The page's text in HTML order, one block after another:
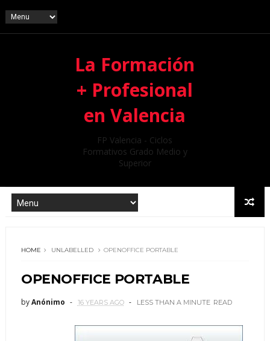
La Formación
+ Profesional
en Valencia
FP Valencia - Ciclos
Formativos Grado Medio y
Superior
HOME UNLABELLED OPENOFFICE PORTABLE
OPENOFFICE PORTABLE
byAnónimo 16 YEARS AGO LESS THAN A MINUTE READ